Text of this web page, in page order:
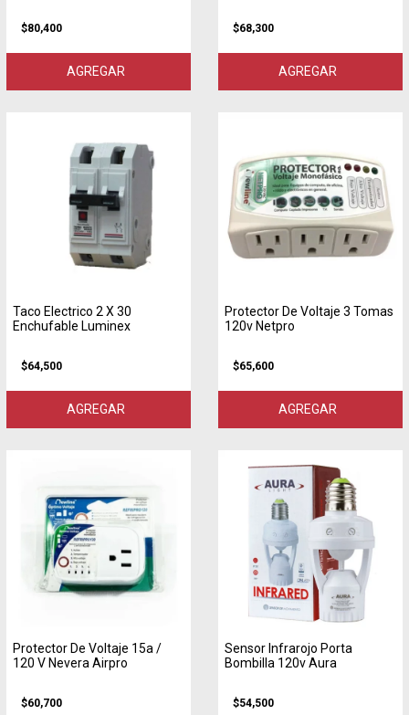
$80,400
AGREGAR
$68,300
AGREGAR
Taco Electrico 2 X 30
Enchufable Luminex
$64,500
AGREGAR
Protector De Voltaje 3 Tomas
120v Netpro
$65,600
AGREGAR
Protector De Voltaje 15a /
120 V Nevera Airpro
$60,700
Sensor Infrarojo Porta
Bombilla 120v Aura
$54,500